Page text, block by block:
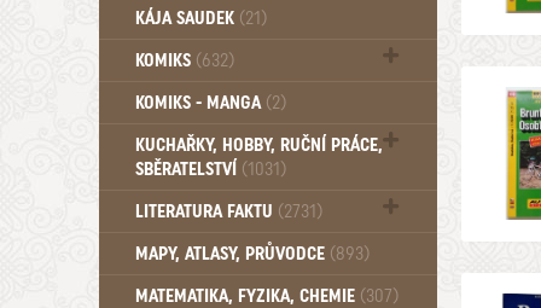
KÁJA SAUDEK (21)
KOMIKS (632)
Komiks - Čtyřlístek (232)
KOMIKS - MANGA (2)
KUCHAŘKY, HOBBY, RUČNÍ PRÁCE,
SBĚRATELSTVÍ (1031)
Dům a byt (102)
LITERATURA FAKTU (2731)
Katalogy (503)
MAPY, ATLASY, PRŮVODCE (893)
MATEMATIKA, FYZIKA, CHEMIE (307)